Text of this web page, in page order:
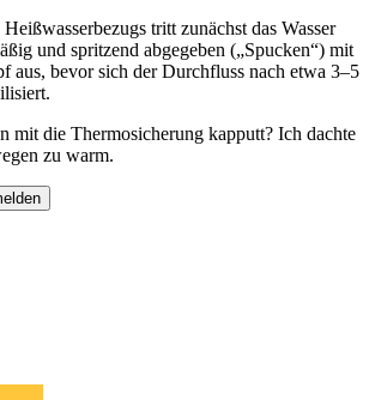
tritt zunächst das Wasser
und spritzend abgegeben („Spucken“) mit
aus, bevor sich der Durchfluss nach etwa 3–5
mit die Thermosicherung kapputt? Ich dachte
zu warm.